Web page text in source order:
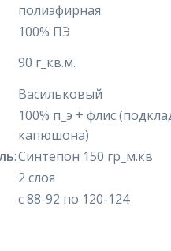
полиэфирная
100% ПЭ
90 г_кв.м.
Васильковый
100% п_э + флис
капюшона)
:Синтепон 150 гр_м.кв
2 слоя
с 88-92 по 120-124